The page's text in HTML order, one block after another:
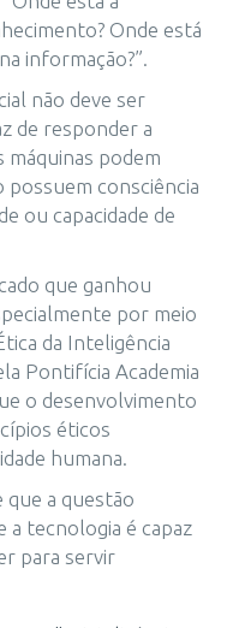
Onde está
informação?”.
não deve ser
de responder a
máquinas podem
consciência
ou capacidade de
que ganhou
por meio
da Inteligência
Pontifícia Academia
o desenvolvimento
éticos
humana.
a questão
a tecnologia é capaz
para servir